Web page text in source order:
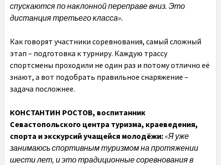
спускаются по наклонной переправе вниз. Это
дистанция третьего класса».
Как говорят участники соревнования, самый сложный
этап – подготовка к турниру. Каждую трассу
спортсмены проходили не один раз и потому отлично её
знают, а вот подобрать правильное снаряжение –
задача посложнее.
КОНСТАНТИН РОСТОВ, воспитанник
Севастопольского центра туризма, краеведения,
спорта и экскурсий учащейся молодёжи:«Я уже
занимаюсь спортивным туризмом на протяжении
шести лет, и это традиционные соревнования в